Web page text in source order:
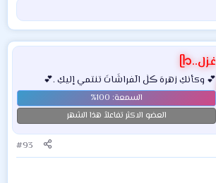
غزل..ᥫ᭡
💕 وكأنكِ زهرهَ ڪلٰ الٓفراشَاتَ تنتمي إليكِ .💕
العضو الاكثر تفاعلاً هذا الشهر
#93